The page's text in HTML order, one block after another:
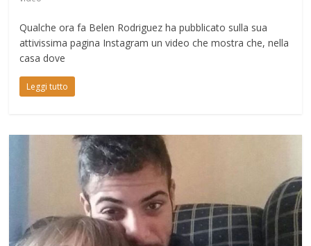
Qualche ora fa Belen Rodriguez ha pubblicato sulla sua
attivissima pagina Instagram un video che mostra che, nella
casa dove
Leggi tutto